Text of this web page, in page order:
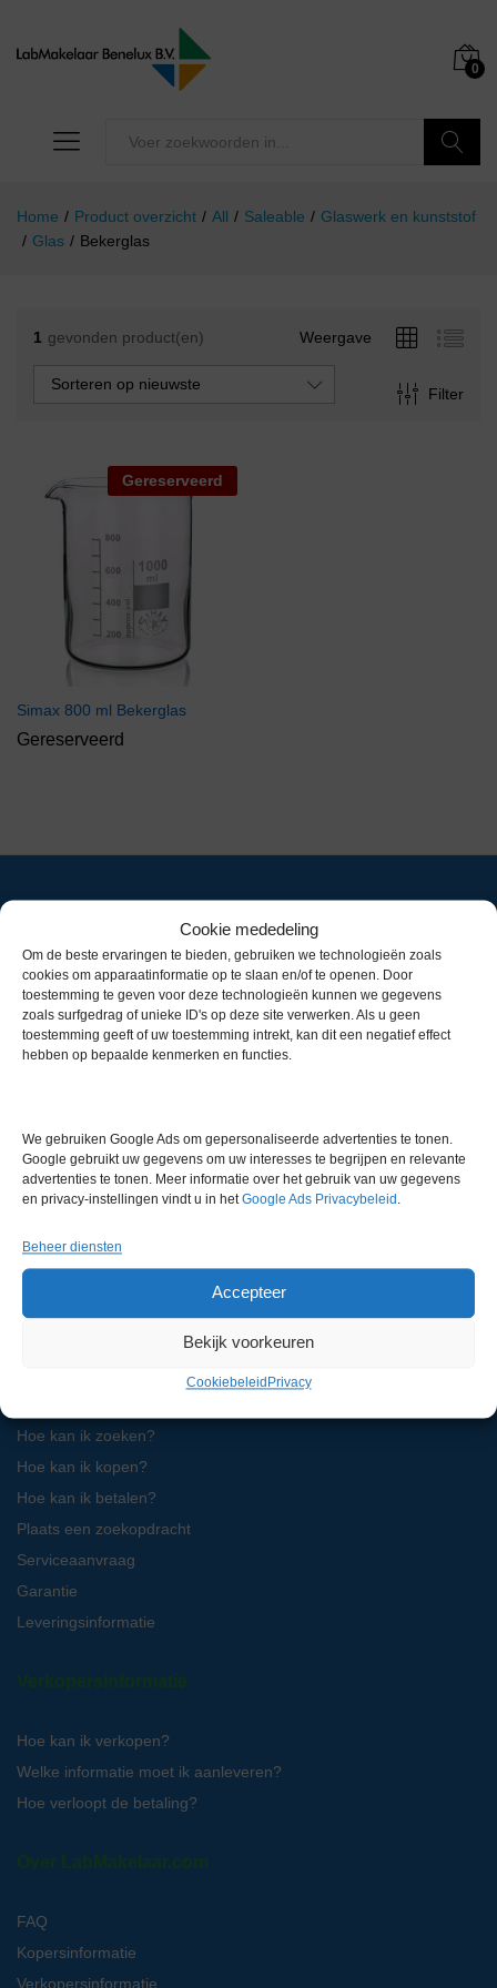
Cookie mededeling
Om de beste ervaringen te bieden, gebruiken we technologieën zoals
cookies om apparaatinformatie op te slaan en/of te openen. Door
toestemming te geven voor deze technologieën kunnen we gegevens
zoals surfgedrag of unieke ID's op deze site verwerken. Als u geen
toestemming geeft of uw toestemming intrekt, kan dit een negatief effect
hebben op bepaalde kenmerken en functies.
We gebruiken Google Ads om gepersonaliseerde advertenties te tonen.
Google gebruikt uw gegevens om uw interesses te begrijpen en relevante
advertenties te tonen. Meer informatie over het gebruik van uw gegevens
en privacy-instellingen vindt u in hetGoogle Ads Privacybeleid .
Beheer diensten
Accepteer
Bekijk voorkeuren
Cookiebeleid Privacy
0
Home / Product overzicht / All / Saleable / Glaswerk en kunststof
/ Glas / Bekerglas
1 gevonden product(en) Weergave
Filter
Sorteren op nieuwste
Gereserveerd
Simax 800 ml Bekerglas
Gereserveerd
Bel ons
0180 321 820
Knibbelweg 18C
NL-2761 JE Zevenhuizen (ZH)
Nederland
Voor algemene zaken:info@labmakelaar.com
finance@labmakelaar.com
Voor technische service:service@labmakelaar.com
Hoe kan ik zoeken?
Hoe kan ik kopen?
Hoe kan ik betalen?
Plaats een zoekopdracht
Serviceaanvraag
Garantie
Leveringsinformatie
Verkopersinformatie
Hoe kan ik verkopen?
Welke informatie moet ik aanleveren?
Hoe verloopt de betaling?
Over LabMakelaar.com
FAQ
Kopersinformatie
Verkopersinformatie